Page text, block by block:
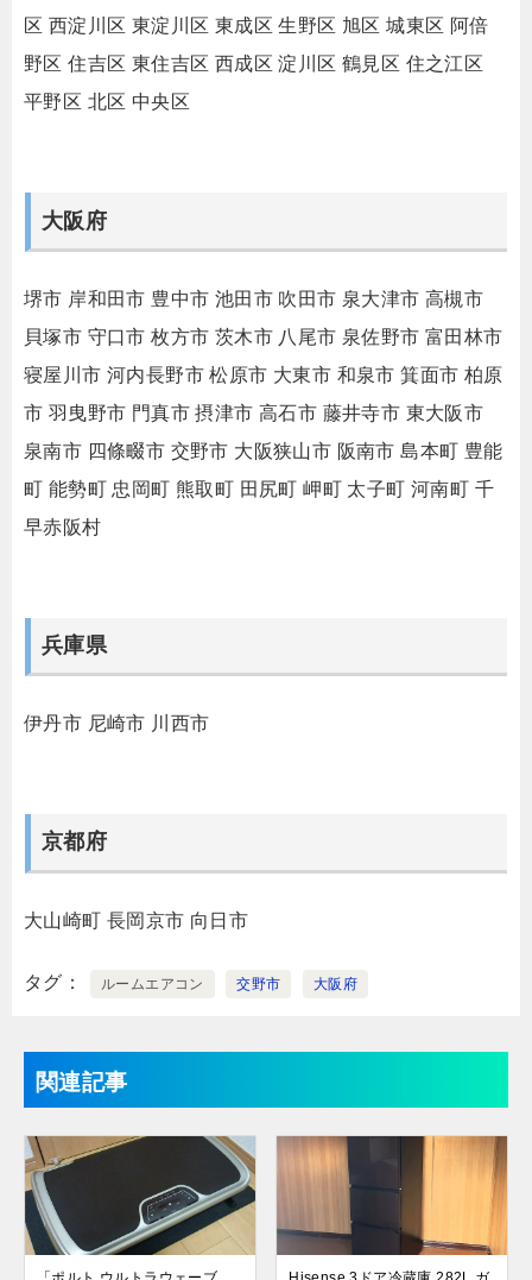
区 西淀川区 東淀川区 東成区 生野区 旭区 城東区 阿倍
野区 住吉区 東住吉区 西成区 淀川区 鶴見区 住之江区
平野区 北区 中央区
大阪府
堺市 岸和田市 豊中市 池田市 吹田市 泉大津市 高槻市
貝塚市 守口市 枚方市 茨木市 八尾市 泉佐野市 富田林市
寝屋川市 河内長野市 松原市 大東市 和泉市 箕面市 柏原
市 羽曳野市 門真市 摂津市 高石市 藤井寺市 東大阪市
泉南市 四條畷市 交野市 大阪狭山市 阪南市 島本町 豊能
町 能勢町 忠岡町 熊取町 田尻町 岬町 太子町 河南町 千
早赤阪村
兵庫県
伊丹市 尼崎市 川西市
京都府
大山崎町 長岡京市 向日市
タグ ルームエアコン 交野市 大阪府
関連記事